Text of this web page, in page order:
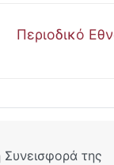
Περιοδικό
της